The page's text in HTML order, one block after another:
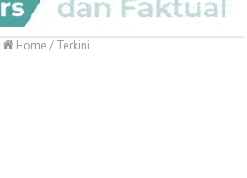
Home / Terkini